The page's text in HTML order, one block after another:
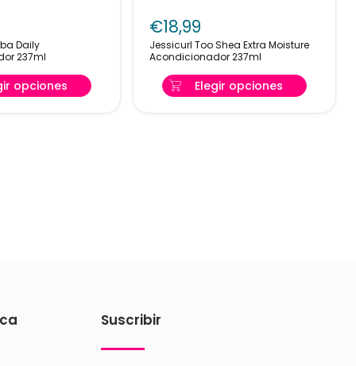
237ml
opciones
Too
Shea
Extra
Moisture
Acondicionador
237ml
€18,99
Jessicurl Too Shea Extra Moisture
Acondicionador 237ml
Elegir opciones
Suscribir